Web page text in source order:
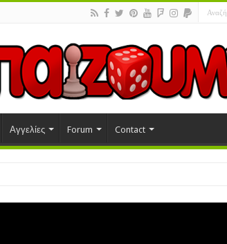
Αγγελίες Forum Contact